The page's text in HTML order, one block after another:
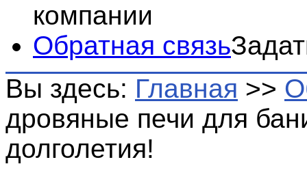
компании
Обратная связь
Вы здесь: Главная >>
дровяные печи для
долголетия!